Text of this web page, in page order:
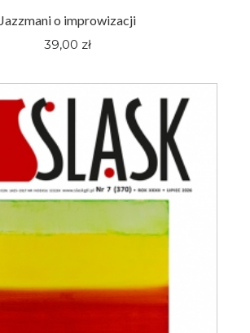
Jazzmani o improwizacji
39,00 zł